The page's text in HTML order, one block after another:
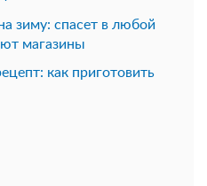
зиму: спасет в любой
магазины
как приготовить